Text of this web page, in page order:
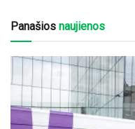
Panašios naujienos